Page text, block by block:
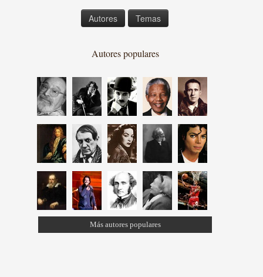
Autores Temas
Autores populares
Más autores populares